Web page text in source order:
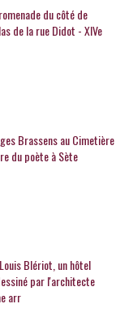
du côté de
de la rue Didot - XIVe
Brassens au Cimetière
du poète à Sète
Blériot, un hôtel
par l'architecte
arr